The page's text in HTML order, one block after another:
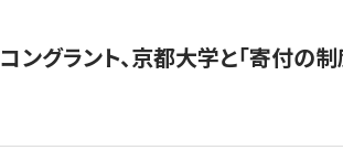
コングラント、京都大学と「寄付の